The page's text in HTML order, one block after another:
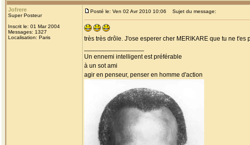
Jofrere
Super Posteur
Inscrit le: 01 Mar 2004
Messages: 1327
Localisation: Paris
Posté le: Ven 02 Avr 2010 10:06 Sujet du message:
très très drôle. J'ose esperer cher MERIKARE que tu ne t'es
Un ennemi intelligent est préférable
à un sot ami
agir en penseur, penser en homme d'action